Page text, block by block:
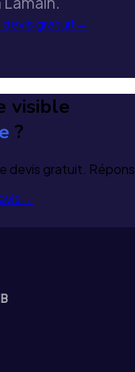
devis gratuit→
visible
?
devis gratuit.
→